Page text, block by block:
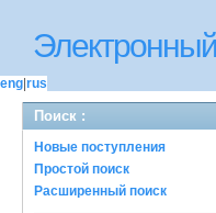
eng rus
Поиск :
Новые поступления
Простой поиск
Расширенный поиск